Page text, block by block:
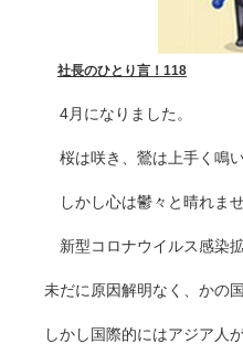
社長のひとり言！ 118
4月になりました。
桜は咲き、鶯は上手く鳴い
しかし心は鬱々と晴れませ
新型コロナウイルス感染拡
未だに原因解明なく、かの
しかし国際的にはアジア人